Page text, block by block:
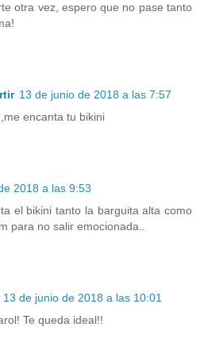
otra vez, espero que no pase tanto
13 de junio de 2018 a las 7:57
encanta tu bikini
2018 a las 9:53
el bikini tanto la barguita alta como
para no salir emocionada..
13 de junio de 2018 a las 10:01
Te queda ideal!!